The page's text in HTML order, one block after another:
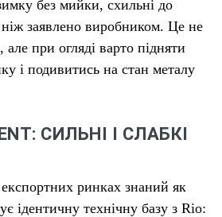
без мийки, схильні до
заявлено виробником. Це не
при огляді варто підняти
і подивитись на стан металу
СИЛЬНІ І СЛАБКІ
ринках знаний як
ідентичну технічну базу з Rio: